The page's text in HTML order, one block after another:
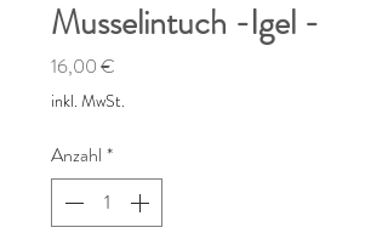
Musselintuch -Igel -
16,00 €
inkl. MwSt.
Anzahl *